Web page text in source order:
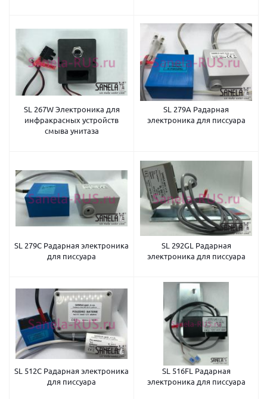
SL 267W Электроника для
инфракрасных устройств
смыва унитаза
SL 279A Радарная
электроника для писсуара
SL 279C Радарная электроника
для писсуара
SL 292GL Радарная
электроника для писсуара
SL 512C Радарная электроника
для писсуара
SL 516FL Радарная
электроника для писсуара